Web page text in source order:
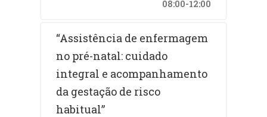
08:00-12:00
“Assistência de enfermagem
no pré-natal: cuidado
integral e acompanhamento
da gestação de risco
habitual”